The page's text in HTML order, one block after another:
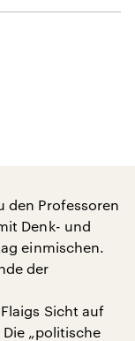
den Professoren
Denk- und
einmischen.
der
Sicht auf
„politische